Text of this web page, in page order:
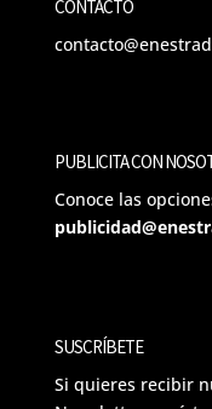
CONTACTO
PUBLICITA CON
Conoce las
SUSCRÍBETE
Si quieres recibir